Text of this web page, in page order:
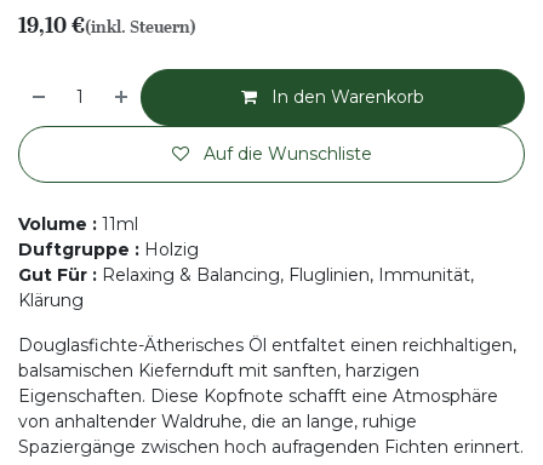
19,10€(inkl. Steuern)
In den Warenkorb
Auf die Wunschliste
Volume : 11ml
Duftgruppe : Holzig
Gut Für : Relaxing & Balancing, Fluglinien, Immunität,
Klärung
Douglasfichte-Ätherisches Öl entfaltet einen reichhaltigen,
balsamischen Kiefernduft mit sanften, harzigen
Eigenschaften. Diese Kopfnote schafft eine Atmosphäre
von anhaltender Waldruhe, die an lange, ruhige
Spaziergänge zwischen hoch aufragenden Fichten erinnert.